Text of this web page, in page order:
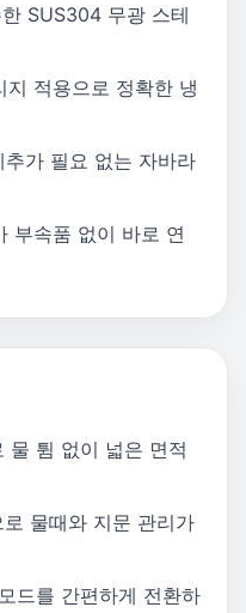
SUS304 무광 스테
적용으로 정확한 냉
가 필요 없는 자바라
부속품 없이 바로 연
물 튐 없이 넓은 면적
물때와 지문 관리가
드를 간편하게 전환하